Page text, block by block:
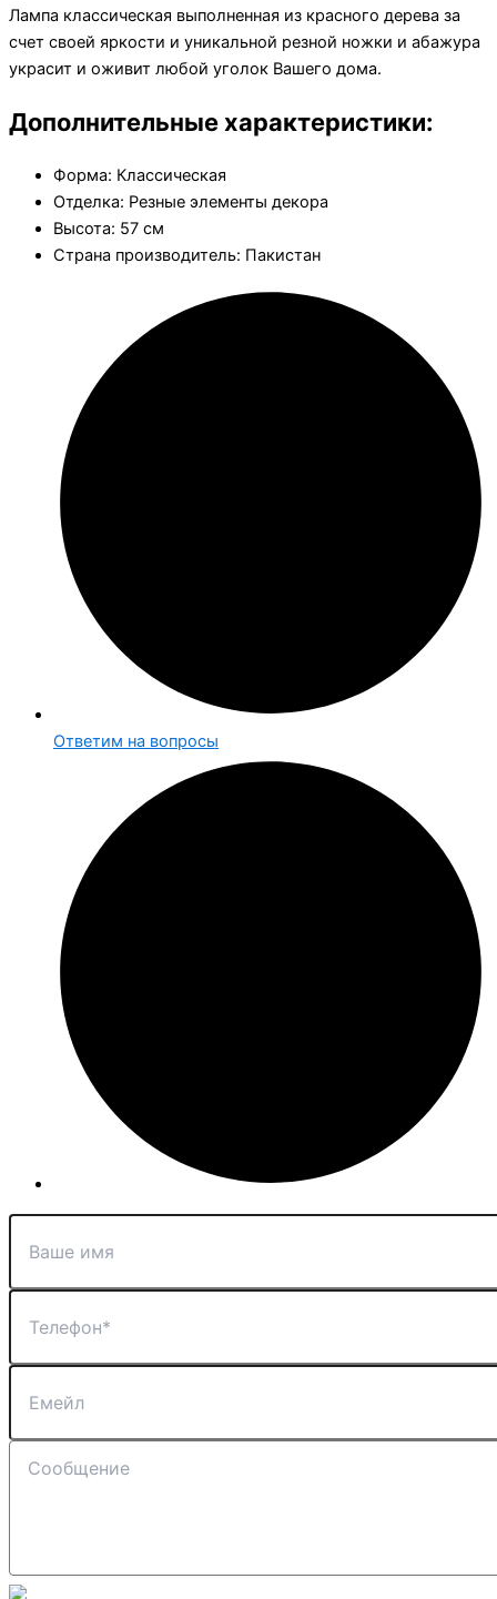
Лампа классическая выполненная из красного дерева за
счет своей яркости и уникальной резной ножки и абажура
украсит и оживит любой уголок Вашего дома.
Дополнительные характеристики:
Форма: Классическая
Отделка: Резные элементы декора
Высота: 57 см
Страна производитель: Пакистан
Ответим на вопросы